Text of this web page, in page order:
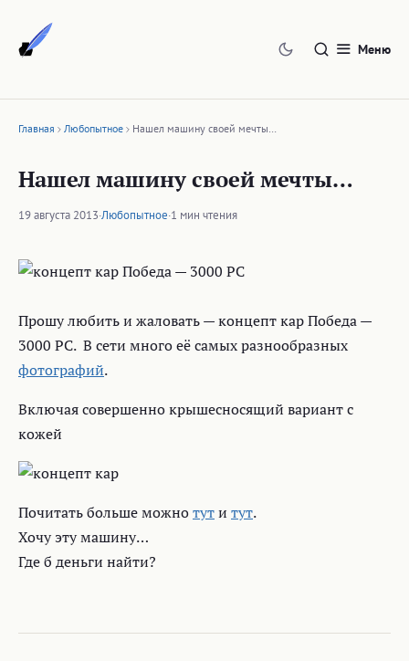
содержимому
Меню
Главная Любопытное Нашел машину своей мечты…
Нашел машину своей мечты…
19 августа 2013·Любопытное·1 мин чтения
Прошу любить и жаловать — концепт кар Победа —
3000 РС. В сети много её самых разнообразных
фотографий.
Включая совершенно крышесносящий вариант с
кожей
Почитать больше можнотути тут.
Хочу эту машину…
Где б деньги найти?